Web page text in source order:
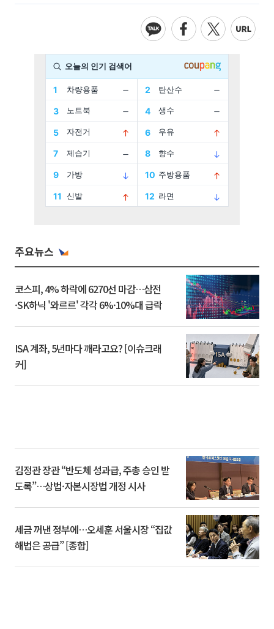
주요뉴스
코스피, 4% 하락에 6270선 마감…삼전
·SK하닉 '와르르' 각각 6%·10%대 급락
ISA 계좌, 5년마다 깨라고요? [이슈크래
커]
김정관 장관 “반도체 성과급, 주총 승인 받
도록”…상법·자본시장법 개정 시사
세금 꺼낸 정부에…오세훈 서울시장 “집값
해법은 공급” [종합]